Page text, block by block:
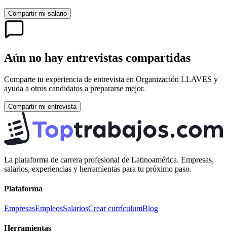
Compartir mi salario
Aún no hay entrevistas compartidas
Comparte tu experiencia de entrevista en Organización LLAVES y
ayuda a otros candidatos a prepararse mejor.
Compartir mi entrevista
La plataforma de carrera profesional de Latinoamérica. Empresas,
salarios, experiencias y herramientas para tu próximo paso.
Plataforma
EmpresasEmpleosSalariosCrear currículumBlog
Herramientas